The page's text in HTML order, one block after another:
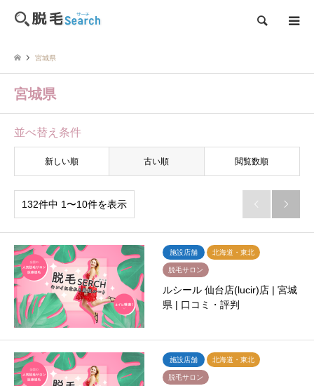
検索
宮城県
宮城県
並べ替え条件
新しい順 古い順 閲覧数順
132件中 1〜10件を表示  
施設店舗 北海道・東北
脱毛サロン
ルシール 仙台店(lucir)店 | 宮城
県 | 口コミ・評判
施設店舗 北海道・東北
脱毛サロン